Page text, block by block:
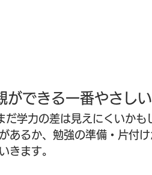
ができる一番やさし
学力の差は見えにくいかも
あるか、勉強の準備・片付
きます。